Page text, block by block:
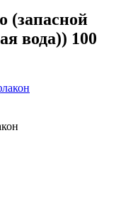
(запасной
вода)) 100